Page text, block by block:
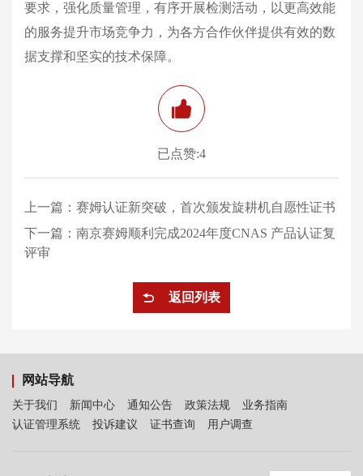
要求，强化质量管理，有序开展检测活动，以更高效能
的服务提升市场竞争力，为各方合作伙伴提供有效的数
据支撑和坚实的技术保障。
已点赞:4
上一篇： 赛姆认证新突破，首次颁发旋耕机自愿性证书
下一篇： 南京赛姆顺利完成2024年度CNAS 产品认证复
评审
返回列表
网站导航
关于我们 新闻中心 通知公告 政策法规
业务指南
认证管理系统
投诉建议 证书查询 用户调查